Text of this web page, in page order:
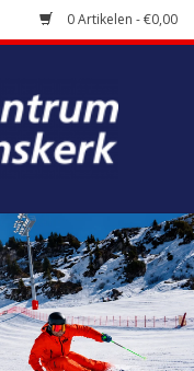
0 Artikelen - €0,00